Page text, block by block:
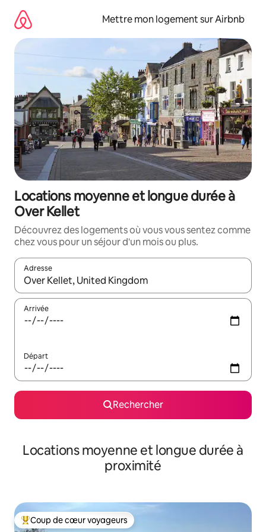
directement
contenu
Mettre mon logement sur Airbnb
Locations moyenne et longue durée à
Over Kellet
Découvrez des logements où vous vous sentez comme
chez vous pour un séjour d'un mois ou plus.
Adresse
Lorsque les résultats s'affichent, utilisez les flèches vers le
Arrivée
Départ
Rechercher
Locations moyenne et longue durée à
proximité
Coups de cœur voyageurs les plus appréciés
Coup de cœur voyageurs